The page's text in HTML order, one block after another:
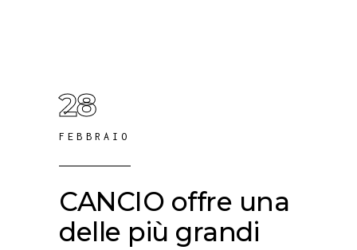
28
FEBBRAIO
CANCIO offre una
delle più grandi